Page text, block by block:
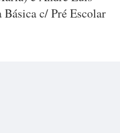
c/ Pré Escolar